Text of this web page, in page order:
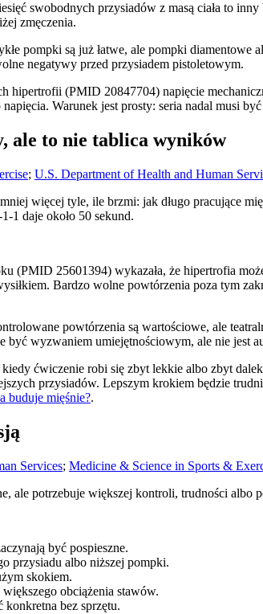
swobodnych przysiadów z masą ciała to
zmęczenia.
pompki są już łatwe, ale pompki
negatywy przed przysiadem pistoletowym.
hipertrofii (PMID 20847704) napięcie
Warunek jest prosty: seria nadal musi
ale to nie tablica wyników
; U.S. Department of Health and Human
więcej tyle, ile brzmi: jak długo pracujące
1 daje około 50 sekund.
(PMID 25601394) wykazała, że hipertrofia
Bardzo wolne powtórzenia poza tym
powtórzenia są wartościowe, ale
wyzwaniem umiejętnościowym, ale nie jest
ćwiczenie robi się zbyt lekkie albo zbyt
przysiadów. Lepszym krokiem będzie
buduje mięśnie?.
Services; Medicine & Science in Sports &
ale potrzebuje większej kontroli, trudności albo
być pospieszne.
przysiadu albo niższej pompki.
skokiem.
obciążenia stawów.
bez sprzętu.